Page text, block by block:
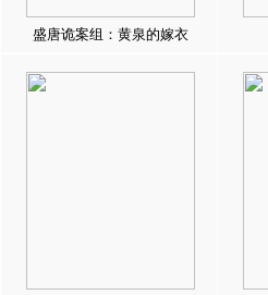
盛唐诡案组：黄泉的嫁衣